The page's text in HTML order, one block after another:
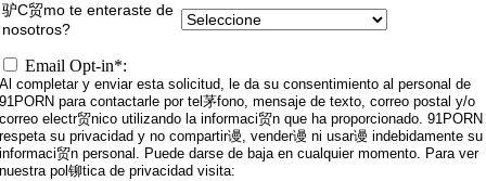
驴C贸mo te enteraste de
nosotros?
Email Opt-in*:
Al completar y enviar esta solicitud, le da su consentimiento al personal de
91PORN para contactarle por tel茅fono, mensaje de texto, correo postal y/o
correo electr贸nico utilizando la informaci贸n que ha proporcionado. 91PORN
respeta su privacidad y no compartir谩, vender谩 ni usar谩 indebidamente su
informaci贸n personal. Puede darse de baja en cualquier momento. Para ver
nuestra pol铆tica de privacidad visita: